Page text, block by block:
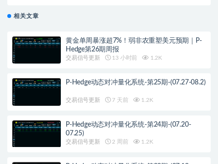
相关文章
黄金单周暴涨超7%！弱非农重塑美元预期｜P-
Hedge第26期周报
交易信号更新 13 小时前 1.2K
P-Hedge动态对冲量化系统-第25期-(07.27-08.2)
交易信号更新 7 天前 1.2K
P-Hedge动态对冲量化系统-第24期-(07.20-
07.25)
交易信号更新 2 周前 1.2K